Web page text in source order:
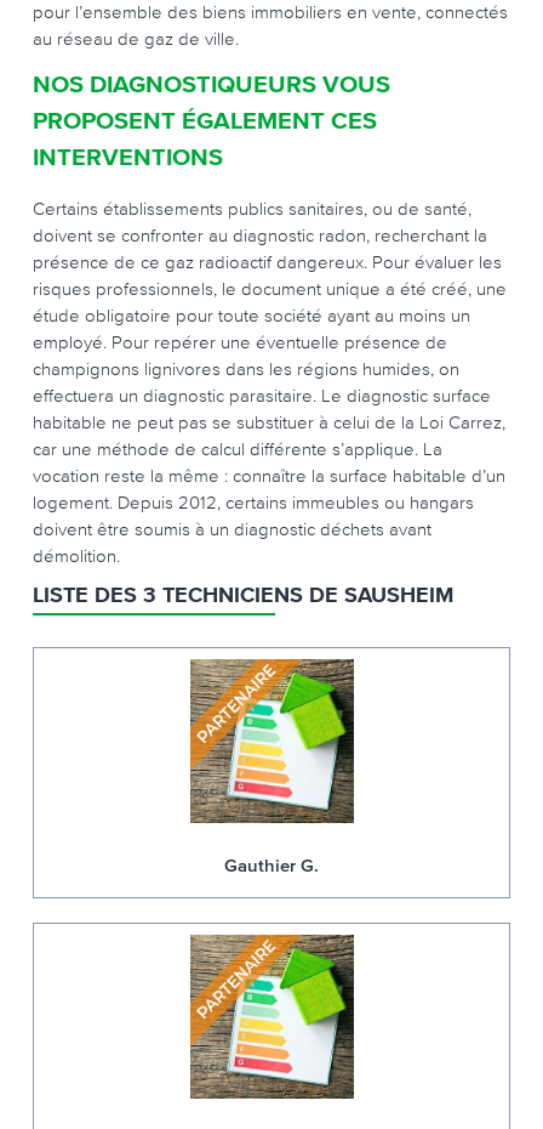
pour l’ensemble des biens immobiliers en vente, connectés
au réseau de gaz de ville.
NOS DIAGNOSTIQUEURS VOUS
PROPOSENT ÉGALEMENT CES
INTERVENTIONS
Certains établissements publics sanitaires, ou de santé,
doivent se confronter au diagnostic radon, recherchant la
présence de ce gaz radioactif dangereux. Pour évaluer les
risques professionnels, le document unique a été créé, une
étude obligatoire pour toute société ayant au moins un
employé. Pour repérer une éventuelle présence de
champignons lignivores dans les régions humides, on
effectuera un diagnostic parasitaire. Le diagnostic surface
habitable ne peut pas se substituer à celui de la Loi Carrez,
car une méthode de calcul différente s’applique. La
vocation reste la même : connaître la surface habitable d’un
logement. Depuis 2012, certains immeubles ou hangars
doivent être soumis à un diagnostic déchets avant
démolition.
LISTE DES 3 TECHNICIENS DE SAUSHEIM
Gauthier G.